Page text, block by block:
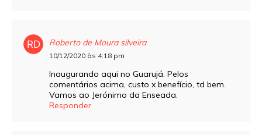
Roberto de Moura silveira
10/12/2020 às 4:18 pm
Inaugurando aqui no Guarujá. Pelos
comentários acima, custo x benefício, td bem.
Vamos ao Jerónimo da Enseada.
Responder